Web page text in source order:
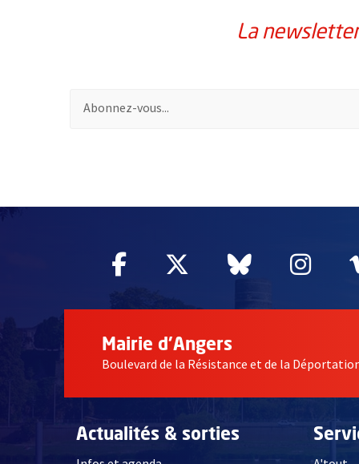
La newsletter
Facebook
, Ouvre une nouvelle
Twitter
, Ouvre une
Bluesky
, Ouvre
,
Mairie d'Angers
Boulevard de la Résistance et de la Déportation
Actualités & sorties